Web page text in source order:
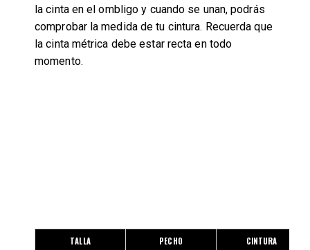
la cinta en el ombligo y cuando se unan, podrás
comprobar la medida de tu cintura. Recuerda que
la cinta métrica debe estar recta en todo
momento.
TALLA PECHO CINTURA